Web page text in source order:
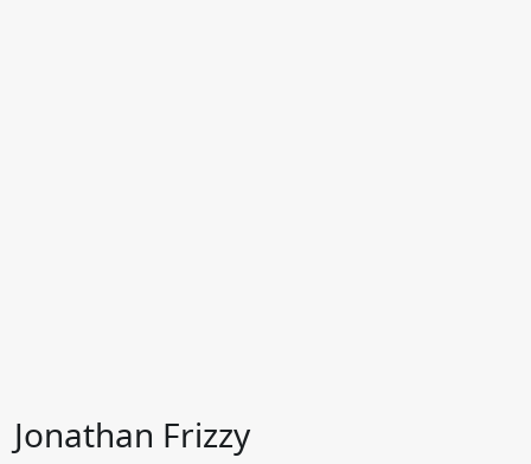
Jonathan Frizzy